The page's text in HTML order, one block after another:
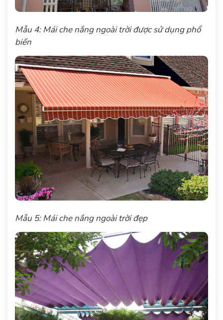
Mẫu 4: Mái che nắng ngoài trời được sử dụng phổ
biến
Mẫu 5: Mái che nắng ngoài trời đẹp